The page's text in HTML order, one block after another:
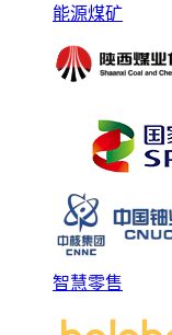
能源煤矿
智慧零售